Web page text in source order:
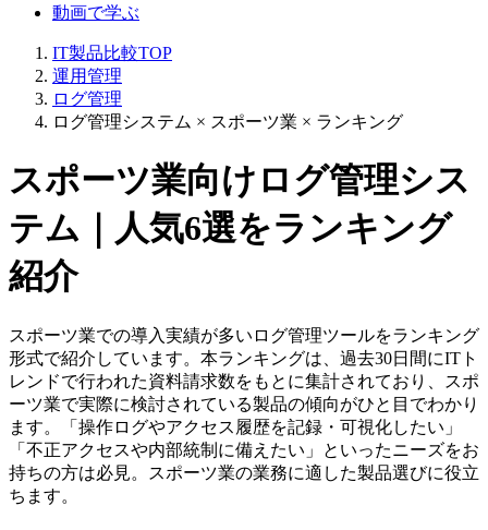
動画で学ぶ
IT製品比較TOP
運用管理
ログ管理
ログ管理システム × スポーツ業 × ランキング
スポーツ業向けログ管理シス
テム｜人気6選をランキング
紹介
スポーツ業での導入実績が多いログ管理ツールをランキング
形式で紹介しています。本ランキングは、過去30日間にITト
レンドで行われた資料請求数をもとに集計されており、スポ
ーツ業で実際に検討されている製品の傾向がひと目でわかり
ます。「操作ログやアクセス履歴を記録・可視化したい」
「不正アクセスや内部統制に備えたい」といったニーズをお
持ちの方は必見。スポーツ業の業務に適した製品選びに役立
ちます。